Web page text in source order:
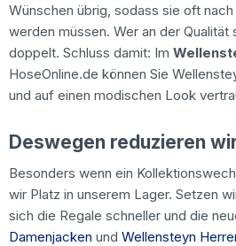
Wünschen übrig, sodass sie oft
werden müssen. Wer an der Qualität
doppelt. Schluss damit: Im
HoseOnline.de können Sie
und auf einen modischen Look
Deswegen reduzieren
Besonders wenn ein
wir Platz in unserem Lager. Setzen
sich die Regale schneller und die
Damenjacken und Wellensteyn